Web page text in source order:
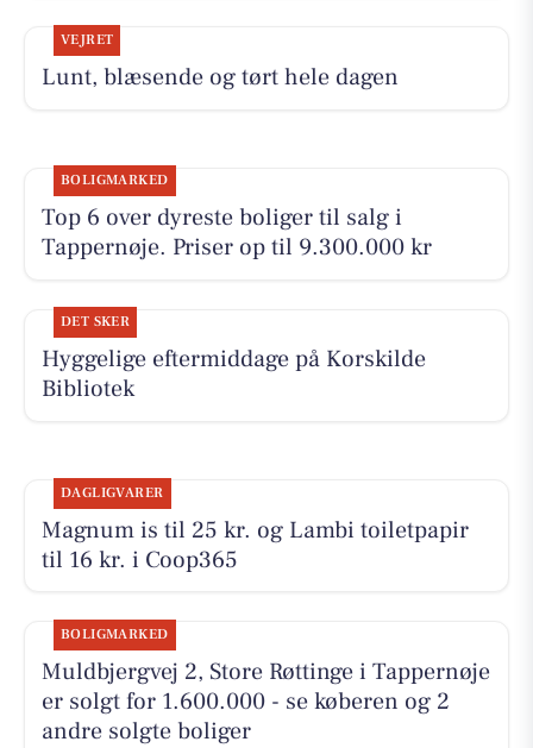
VEJRET
Lunt, blæsende og tørt hele dagen
BOLIGMARKED
Top 6 over dyreste boliger til salg i
Tappernøje. Priser op til 9.300.000 kr
DET SKER
Hyggelige eftermiddage på Korskilde
Bibliotek
DAGLIGVARER
Magnum is til 25 kr. og Lambi toiletpapir
til 16 kr. i Coop365
BOLIGMARKED
Muldbjergvej 2, Store Røttinge i Tappernøje
er solgt for 1.600.000 - se køberen og 2
andre solgte boliger